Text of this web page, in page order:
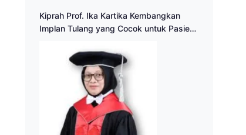
Kiprah Prof. Ika Kartika Kembangkan
Implan Tulang yang Cocok untuk Pasien